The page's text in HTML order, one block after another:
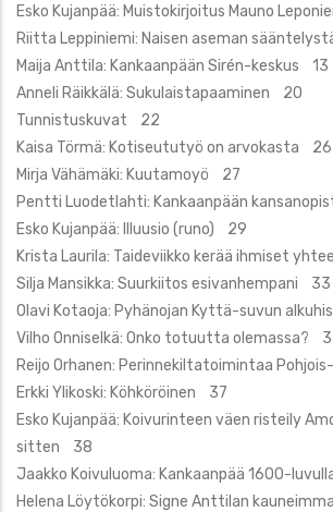
Esko Kujanpää: Muistokirjoitus Mauno
Riitta Leppiniemi: Naisen aseman
Maija Anttila: Kankaanpään Sirén-keskus 13
Anneli Räikkälä: Sukulaistapaaminen 20
Tunnistuskuvat 22
Kaisa Törmä: Kotiseututyö on arvokasta 26
Mirja Vähämäki: Kuutamoyö 27
Pentti Luodetlahti: Kankaanpään
Esko Kujanpää: Illuusio (runo) 29
Krista Laurila: Taideviikko kerää ihmiset
Silja Mansikka: Suurkiitos esivanhempani 33
Olavi Kotaoja: Pyhänojan Kyttä-suvun
Vilho Onniselkä: Onko totuutta olemassa?
Reijo Orhanen: Perinnekiltatoimintaa
Erkki Ylikoski: Köhköröinen 37
Esko Kujanpää: Koivurinteen väen risteily
sitten 38
Jaakko Koivuluoma: Kankaanpää 1600-
Helena Löytökorpi: Signe Anttilan